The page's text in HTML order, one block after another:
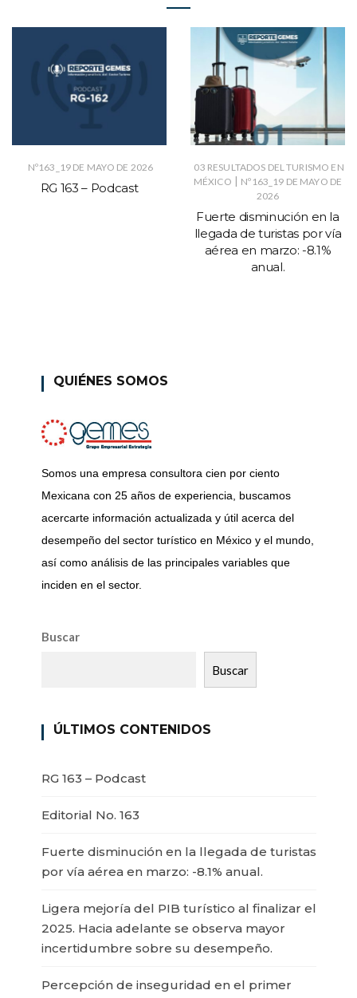
Nº163_19 DE MAYO DE 2026
RG 163 – Podcast
03 RESULTADOS DEL TURISMO EN
MÉXICO
Nº163_19 DE MAYO DE
2026
Fuerte disminución en la
llegada de turistas por vía
aérea en marzo: -8.1%
anual.
QUIÉNES SOMOS
Somos una empresa consultora cien por ciento
Mexicana con 25 años de experiencia, buscamos
acercarte información actualizada y útil acerca del
desempeño del sector turístico en México y el mundo,
así como análisis de las principales variables que
inciden en el sector.
Buscar
Buscar
ÚLTIMOS CONTENIDOS
RG 163 – Podcast
Editorial No. 163
Fuerte disminución en la llegada de turistas
por vía aérea en marzo: -8.1% anual.
Ligera mejoría del PIB turístico al finalizar el
2025. Hacia adelante se observa mayor
incertidumbre sobre su desempeño.
Percepción de inseguridad en el primer